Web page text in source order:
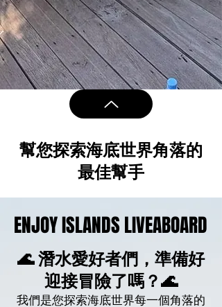
幫您探索海底世界角落的
最佳幫手
ENJOY ISLANDS LIVEABOARD
ENJOY ISLANDS LIVEABOARD
🌊 潛水愛好者們，準備好
迎接冒險了嗎？🌊
我們是您探索海底世界每一個角落的